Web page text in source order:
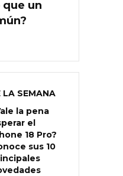
un
LA SEMANA
la pena
el
18 Pro?
sus 10